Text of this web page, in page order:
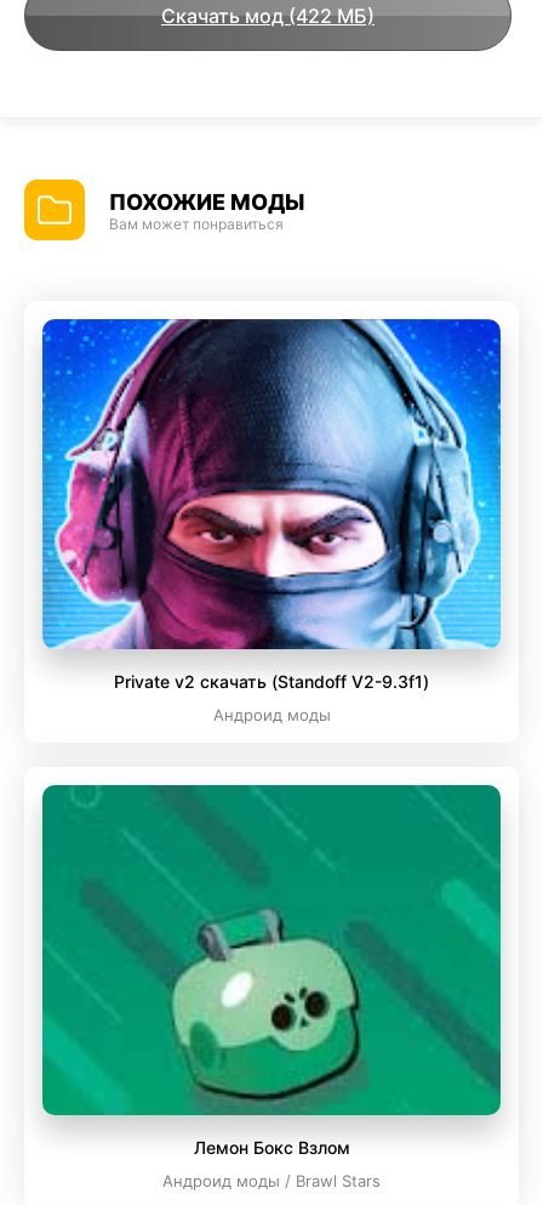
Скачать мод (422 МБ)
ПОХОЖИЕ МОДЫ
Вам может понравиться
Private v2 скачать (Standoff V2-9.3f1)
Андроид моды
Лемон Бокс Взлом
Андроид моды / Brawl Stars